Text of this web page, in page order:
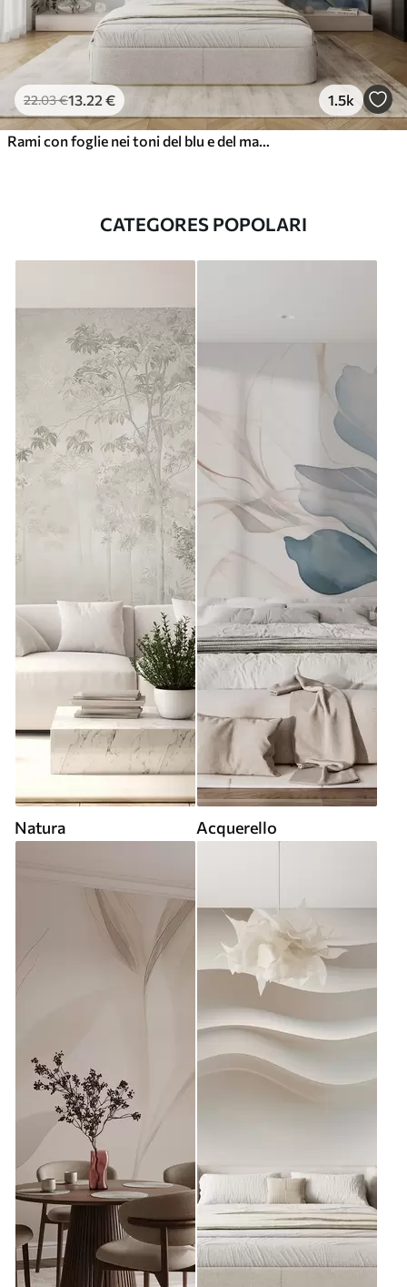
22.03€13 .22 € 1.5k
CATEGORES POPOLARI
Natura Acquerello